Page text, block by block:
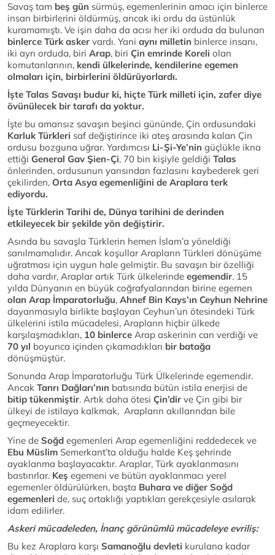
Savaş tam beş gün sürmüş, egemenlerinin amacı için binlerce
insan birbirlerini öldürmüş, ancak iki ordu da üstünlük
kuramamıştı. Ve işin daha da acısı her iki orduda da bulunan
binlerce Türk asker vardı. Yani aynı milletin binlerce insanı,
iki ayrı orduda, biri Arap, biri Çin emrinde Koreli olan
komutanlarının, kendi ülkelerinde, kendilerine egemen
olmaları için, birbirlerini öldürüyorlardı.
İşte Talas Savaşı budur ki, hiçte Türk milleti için, zafer diye
övünülecek bir tarafı da yoktur.
İşte bu amansız savaşın beşinci gününde, Çin ordusundaki
Karluk Türkleri saf değiştirince iki ateş arasında kalan Çin
ordusu bozguna uğrar. Yardımcısı Li-Şi-Ye’nin güçlükle ikna
ettiği General Gav Şien-Çi, 70 bin kişiyle geldiği Talas
önlerinden, ordusunun yarısından fazlasını kaybederek geri
çekilirden, Orta Asya egemenliğini de Araplara terk
ediyordu.
İşte Türklerin Tarihi de, Dünya tarihini de derinden
etkileyecek bir şekilde yön değiştirir.
Asında bu savaşla Türklerin hemen İslam’a yöneldiği
sanılmamalıdır. Ancak koşullar Arapların Türkleri dönüşüme
uğratması için uygun hale gelmiştir. Bu savaşın bir özelliği
daha vardır, Araplar artık Türk ülkelerinde egemendir. 15
yılda Dünyanın en büyük coğrafyalarından birine egemen
olan Arap İmparatorluğu, Ahnef Bin Kays’ın Ceyhun Nehrine
dayanmasıyla birlikte başlayan Ceyhun’un ötesindeki Türk
ülkelerini istila mücadelesi, Arapların hiçbir ülkede
karşılaşmadıkları, 10 binlerce Arap askerinin can verdiği ve
70 yıl boyunca içinden çıkamadıkları bir batağa
dönüşmüştür.
Sonunda Arap İmparatorluğu Türk Ülkelerinde egemendir.
Ancak Tanrı Dağları’nın batısında bütün istila enerjisi de
bitip tükenmiştir. Artık daha ötesi Çin’dir ve Çin gibi bir
ülkeyi de istilaya kalkmak, Arapların akıllarından bile
geçmeyecektir.
Yine de Soğd egemenleri Arap egemenliğini reddedecek ve
Ebu Müslim Semerkant’ta olduğu halde Keş şehrinde
ayaklanma başlayacaktır. Araplar, Türk ayaklanmasını
bastırırlar. Keş egemeni ve bütün ayaklanmacı yerel
egemenler öldürülürken, başta Buhara ve diğer Soğd
egemenleri de, suç ortaklığı yaptıkları gerekçesiyle asılarak
idam edilirler.
Askeri mücadeleden, İnanç görünümlü mücadeleye evriliş:
Bu kez Araplara karşı Samanoğlu devleti kurulana kadar